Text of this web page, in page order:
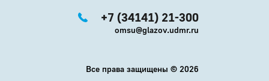
+7 (34141) 21-300
omsu@glazov.udmr.ru
Все права защищены © 2026